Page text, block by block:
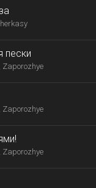
пески
Zaporozhye
Zaporozhye
Zaporozhye